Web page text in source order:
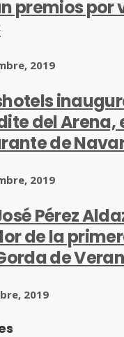
premios por
2019
del Arena,
de
2019
Pérez
de la
de
2019